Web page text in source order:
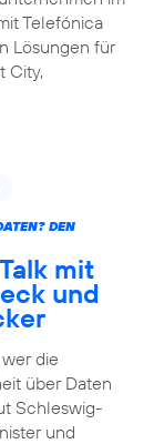
Telefónica
Lösungen für
City,
DEN
mit
und
die
über Daten
Schleswig-
und